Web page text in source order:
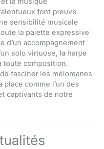
font preuve
sensibilité musicale
la palette expressive
d’un accompagnement
solo virtuose, la harpe
toute composition.
fasciner les mélomanes
comme l’un des
captivants de notre